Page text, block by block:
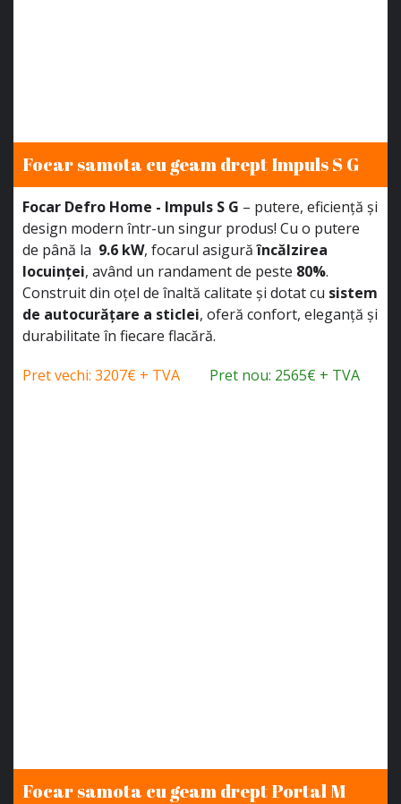
Focar samota cu geam drept Impuls S G
Focar Defro Home - Impuls S G – putere, eficiență și
design modern într-un singur produs! Cu o putere
de până la 9.6 kW, focarul asigurăîncălzirea
locuinței, având un randament de peste 80%.
Construit din oțel de înaltă calitate și dotat cu sistem
de autocurățare a sticlei, oferă confort, eleganță și
durabilitate în fiecare flacără.
Pret vechi: 3207€ + TVA
Pret nou: 2565€ + TVA
Focar samota cu geam drept Portal M